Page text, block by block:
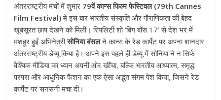
अंतरराष्ट्रीय मंचों में शुमार 79वें कान्स फिल्म फेस्टिवल (79th Cannes
Film Festival)में इस बार भारतीय संस्कृति और पौराणिकता की बेहद
खूबसूरत छाप देखने को मिली। रियलिटी शो ‘बिग बॉस 17’ से देश भर में
मशहूर हुईं अभिनेत्रीसोनिया बंसलने कान्स के रेड कार्पेट पर अपना शानदार
अंतरराष्ट्रीय डेब्यू किया है। अपने इस पहले ही डेब्यू में सोनिया ने न सिर्फ
वैश्विक मीडिया का ध्यान अपनी ओर खींचा, बल्कि भारतीय आध्यात्म, समृद्ध
परंपरा और आधुनिक फैशन का एक ऐसा अद्भुत संगम पेश किया, जिसने रेड
कार्पेट पर सनसनी मचा दी।